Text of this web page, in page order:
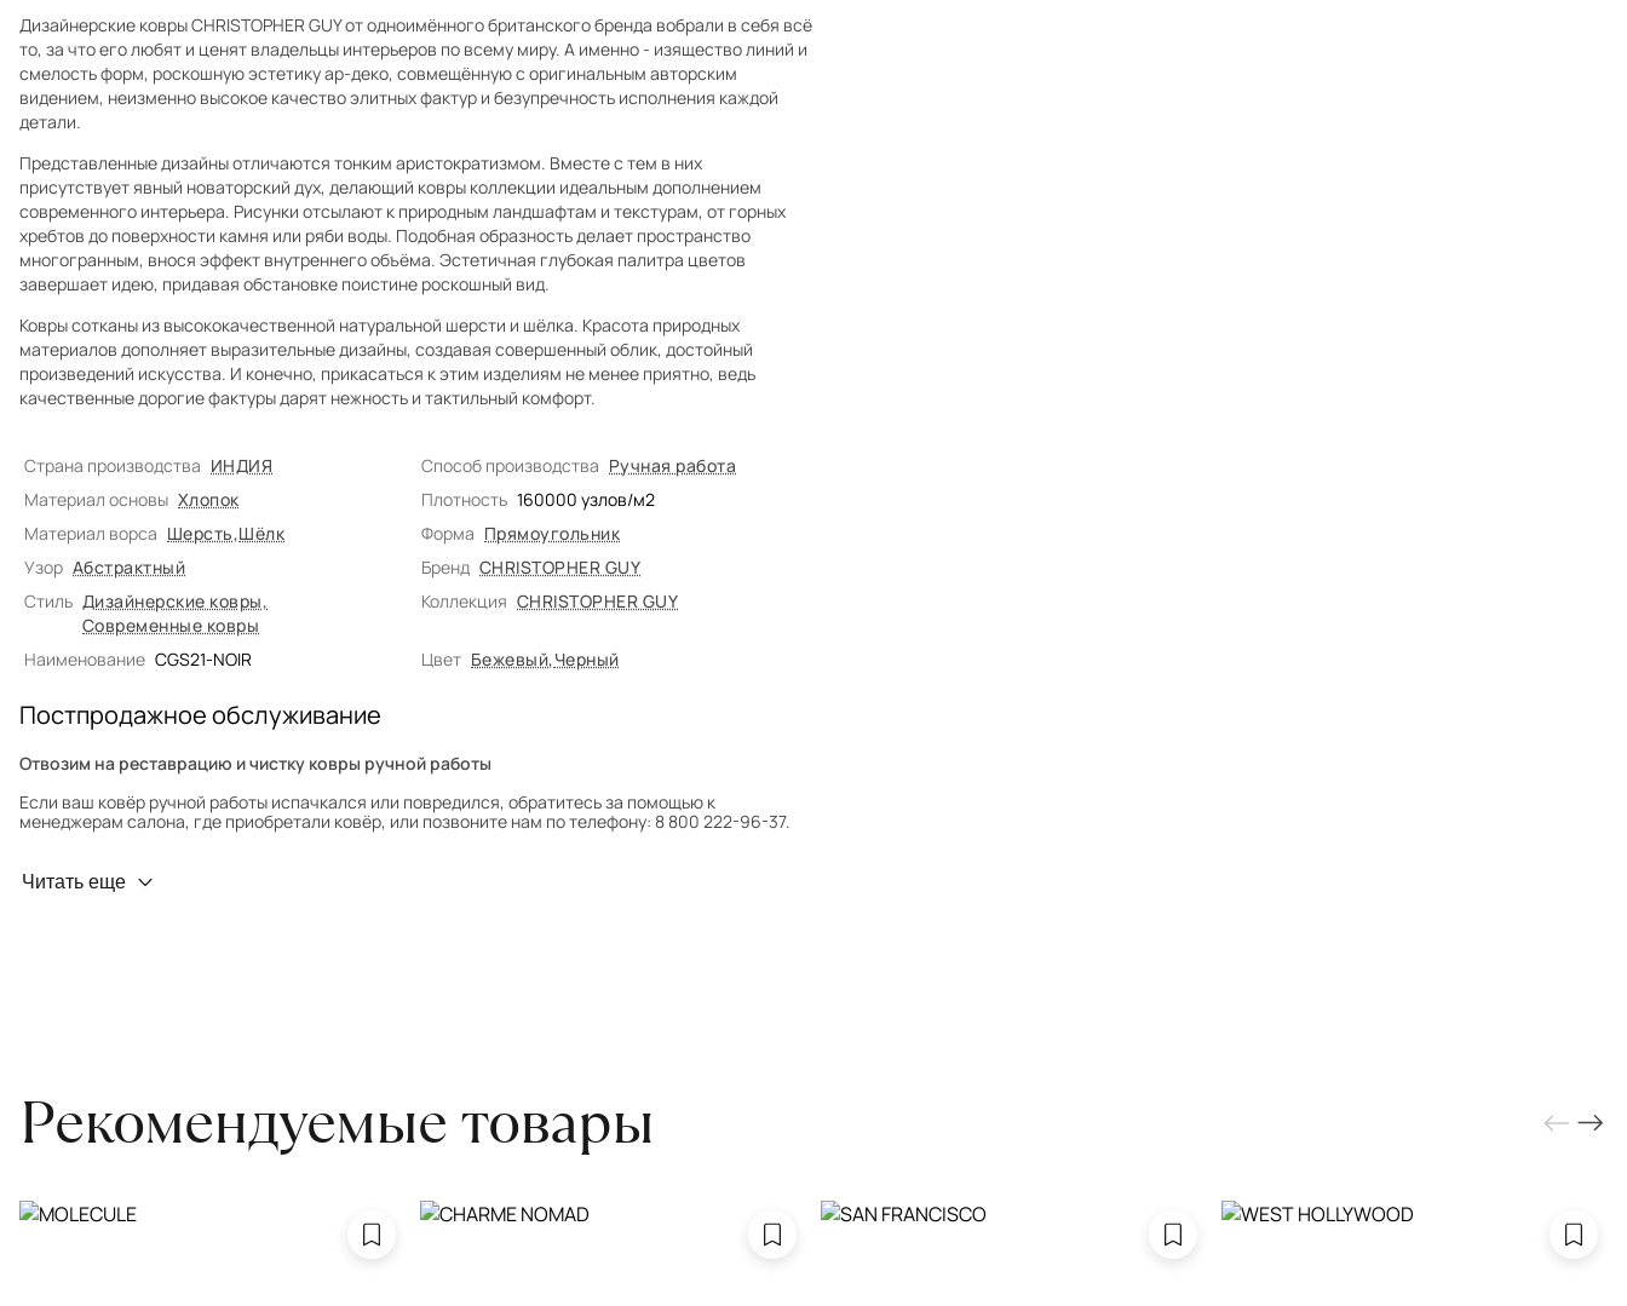
Дизайнерские ковры CHRISTOPHER GUY от одноимённого британского бренда вобрали в себя всё
то, за что его любят и ценят владельцы интерьеров по всему миру. А именно - изящество линий и
смелость форм, роскошную эстетику ар-деко, совмещённую с оригинальным авторским
видением, неизменно высокое качество элитных фактур и безупречность исполнения каждой
детали.
Представленные дизайны отличаются тонким аристократизмом. Вместе с тем в них
присутствует явный новаторский дух, делающий ковры коллекции идеальным дополнением
современного интерьера. Рисунки отсылают к природным ландшафтам и текстурам, от горных
хребтов до поверхности камня или ряби воды. Подобная образность делает пространство
многогранным, внося эффект внутреннего объёма. Эстетичная глубокая палитра цветов
завершает идею, придавая обстановке поистине роскошный вид.
Ковры сотканы из высококачественной натуральной шерсти и шёлка. Красота природных
материалов дополняет выразительные дизайны, создавая совершенный облик, достойный
произведений искусства. И конечно, прикасаться к этим изделиям не менее приятно, ведь
качественные дорогие фактуры дарят нежность и тактильный комфорт.
Страна производства ИНДИЯ Способ производства Ручная работа
Материал основы Хлопок Плотность 160000 узлов/м2
Материал ворса Шерсть,Шёлк Форма Прямоугольник
Узор Абстрактный Бренд CHRISTOPHER GUY
Стиль Дизайнерские ковры,
Современные ковры
Коллекция CHRISTOPHER GUY
Наименование CGS21-NOIR Цвет Бежевый,Черный
Постпродажное обслуживание
Отвозим на реставрацию и чистку ковры ручной работы
Если ваш ковёр ручной работы испачкался или повредился, обратитесь за помощью к
менеджерам салона, где приобретали ковёр, или позвоните нам по телефону: 8 800 222-96-37.
Профилактика износа
Читать еще
Рекомендуемые товары